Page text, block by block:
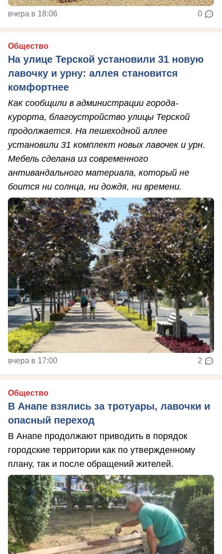
вчера в 18:06 0
Общество
На улице Терской установили 31 новую
лавочку и урну: аллея становится
комфортнее
Как сообщили в администрации города-
курорта, благоустройство улицы Терской
продолжается. На пешеходной аллее
установили 31 комплект новых лавочек и урн.
Мебель сделана из современного
антивандального материала, который не
боится ни солнца, ни дождя, ни времени.
вчера в 17:00 2
Общество
В Анапе взялись за тротуары, лавочки и
опасный переход
В Анапе продолжают приводить в порядок
городские территории как по утвержденному
плану, так и после обращений жителей.